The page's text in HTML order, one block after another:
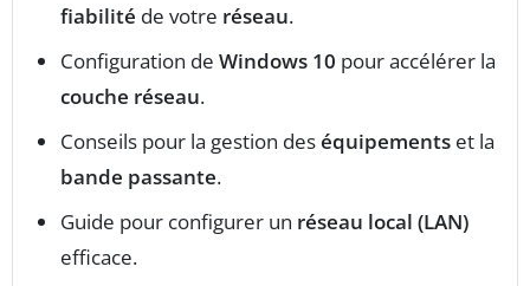
fiabilité de votre réseau.
Configuration de Windows 10 pour accélérer la
couche réseau.
Conseils pour la gestion deséquipements et la
bande passante.
Guide pour configurer un réseau local (LAN)
efficace.